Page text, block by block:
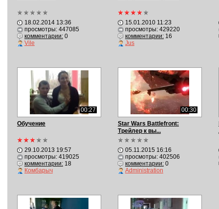
18.02.2014 13:36
просмотры: 447085
комментарии:0
Vile
15.01.2010 11:23
просмотры: 429220
комментарии:16
Jus
00:27
Обучение
29.10.2013 19:57
просмотры: 419025
комментарии:18
Комбарыч
00:30
Star Wars Battlefront:
Трейлер к вы...
05.11.2015 16:16
просмотры: 402506
комментарии:0
Administration